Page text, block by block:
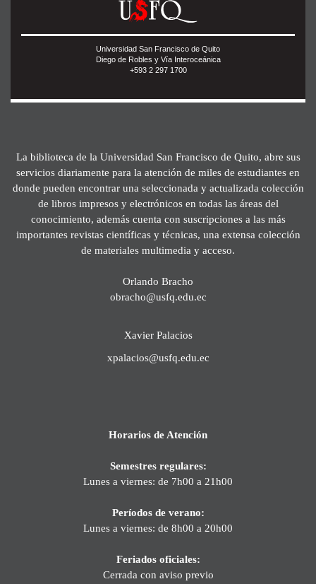
Universidad San Francisco de Quito
Diego de Robles y Vía Interoceánica
+593 2 297 1700
La biblioteca de la Universidad San Francisco de Quito, abre sus
servicios diariamente para la atención de miles de estudiantes en
donde pueden encontrar una seleccionada y actualizada colección
de libros impresos y electrónicos en todas las áreas del
conocimiento, además cuenta con suscripciones a las más
importantes revistas científicas y técnicas, una extensa colección
de materiales multimedia y acceso.
Orlando Bracho
obracho@usfq.edu.ec
Xavier Palacios
xpalacios@usfq.edu.ec
Horarios de Atención
Semestres regulares:
Lunes a viernes: de 7h00 a 21h00
Períodos de verano:
Lunes a viernes: de 8h00 a 20h00
Feriados oficiales:
Cerrada con aviso previo